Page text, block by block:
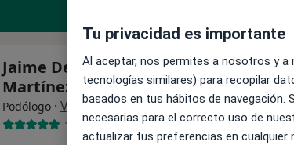
Jaime Del Moral
Martínez
Podólogo · Ver más
18 opiniones
La
Tu privacidad es importante
Al aceptar, nos permites a nosotros y
tecnologías similares) para recopilar
basados en tus hábitos de
necesarias para el correcto uso de
actualizar tus preferencias en